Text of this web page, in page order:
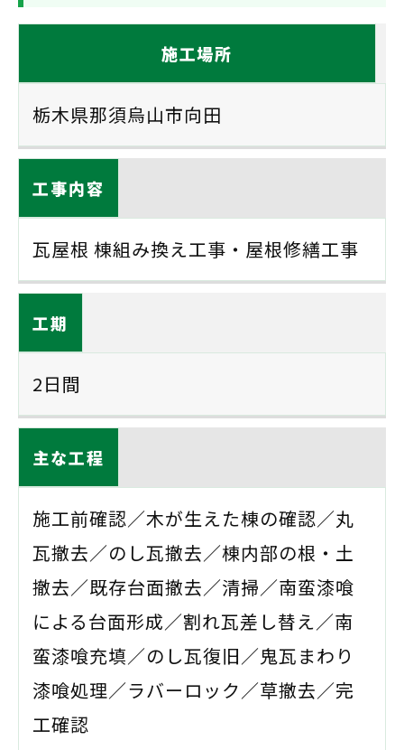
施工場所
栃木県那須烏山市向田
工事内容
瓦屋根 棟組み換え工事・屋根修繕工事
工期
2日間
主な工程
施工前確認／木が生えた棟の確認／丸
瓦撤去／のし瓦撤去／棟内部の根・土
撤去／既存台面撤去／清掃／南蛮漆喰
による台面形成／割れ瓦差し替え／南
蛮漆喰充填／のし瓦復旧／鬼瓦まわり
漆喰処理／ラバーロック／草撤去／完
工確認